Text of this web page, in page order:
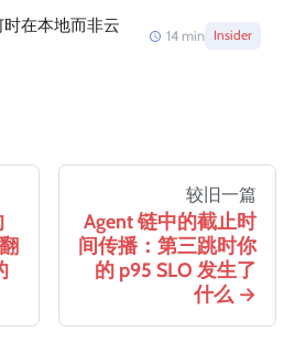
在本地而非云
14 min Insider
较旧一篇
Agent 链中的截止时
间传播：第三跳时你
的 p95 SLO 发生了
什么